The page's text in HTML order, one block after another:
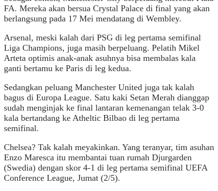
FA. Mereka akan bersua Crystal Palace di final yang akan
berlangsung pada 17 Mei mendatang di Wembley.
Arsenal, meski kalah dari PSG di leg pertama semifinal
Liga Champions, juga masih berpeluang. Pelatih Mikel
Arteta optimis anak-anak asuhnya bisa membalas kala
ganti bertamu ke Paris di leg kedua.
Sedangkan peluang Manchester United juga tak kalah
bagus di Europa League. Satu kaki Setan Merah dianggap
sudah menginjak ke final lantaran kemenangan telak 3-0
kala bertandang ke Atheltic Bilbao di leg pertama
semifinal.
Chelsea? Tak kalah meyakinkan. Yang teranyar, tim asuhan
Enzo Maresca itu membantai tuan rumah Djurgarden
(Swedia) dengan skor 4-1 di leg pertama semifinal UEFA
Conference League, Jumat (2/5).